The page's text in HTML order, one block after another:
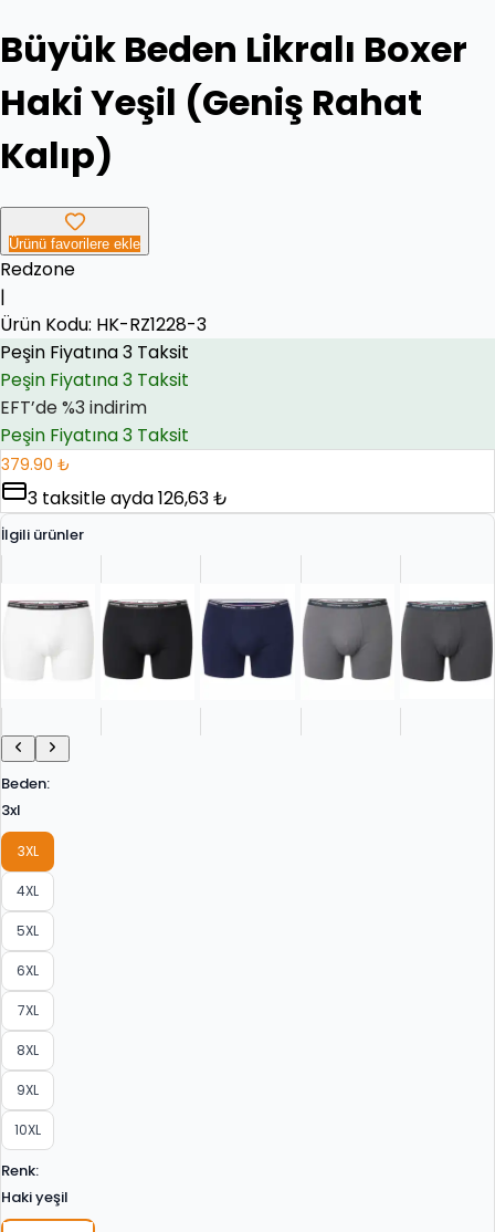
Büyük Beden Likralı Boxer
Haki Yeşil (Geniş Rahat
Kalıp)
Ürünü favorilere ekle
Redzone
|
Ürün Kodu: HK-RZ1228-3
EFT’de %3 indirim
Peşin Fiyatına 3 Taksit
EFT’de %3 indirim
Peşin Fiyatına 3 Taksit
379.90 ₺
3 taksitle ayda126,63 ₺
İlgili ürünler
Beden:
3xl
3XL
4XL
5XL
6XL
7XL
8XL
9XL
10XL
Renk:
Haki yeşil